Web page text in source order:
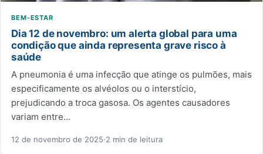
BEM-ESTAR
Dia 12 de novembro: um alerta global para uma
condição que ainda representa grave risco à
saúde
A pneumonia é uma infecção que atinge os pulmões, mais
especificamente os alvéolos ou o interstício,
prejudicando a troca gasosa. Os agentes causadores
variam entre…
12 de novembro de 2025·2 min de leitura